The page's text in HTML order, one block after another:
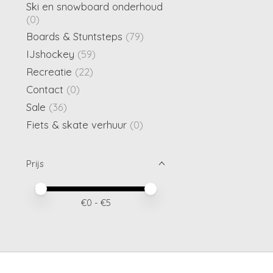
Ski en snowboard onderhoud
(0)
Boards & Stuntsteps (79)
IJshockey (59)
Recreatie (22)
Contact (0)
Sale (36)
Fiets & skate verhuur (0)
Prijs
Minimale prijswaarde
Price maximum value
€0 - €5